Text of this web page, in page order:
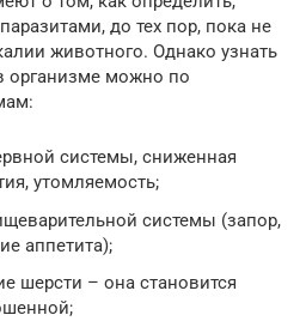
до тех пор, пока не
животного. Однако узнать
организме можно по
системы, сниженная
утомляемость;
системы (запор,
аппетита);
шерсти – она становится